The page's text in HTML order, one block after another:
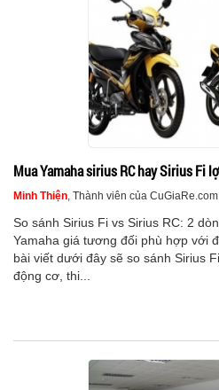
Mua Yamaha sirius RC hay Sirius Fi
Minh Thiện, Thành viên của CuGiaRe.com
So sánh Sirius Fi vs Sirius RC: 2
Yamaha giá tương đối phù hợp với
bài viết dưới đây sẽ so sánh Sirius
động cơ, thi...